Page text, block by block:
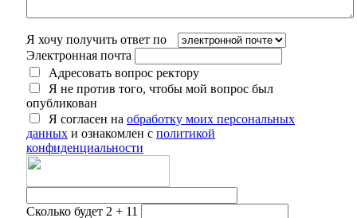
Я хочу получить ответ по
Электронная почта
Адресовать вопрос ректору
Я не против того, чтобы мой вопрос был
опубликован
Я согласен на обработку моих персональных
данных и ознакомлен с политикой
конфиденциальности
Сколько будет 2 + 11